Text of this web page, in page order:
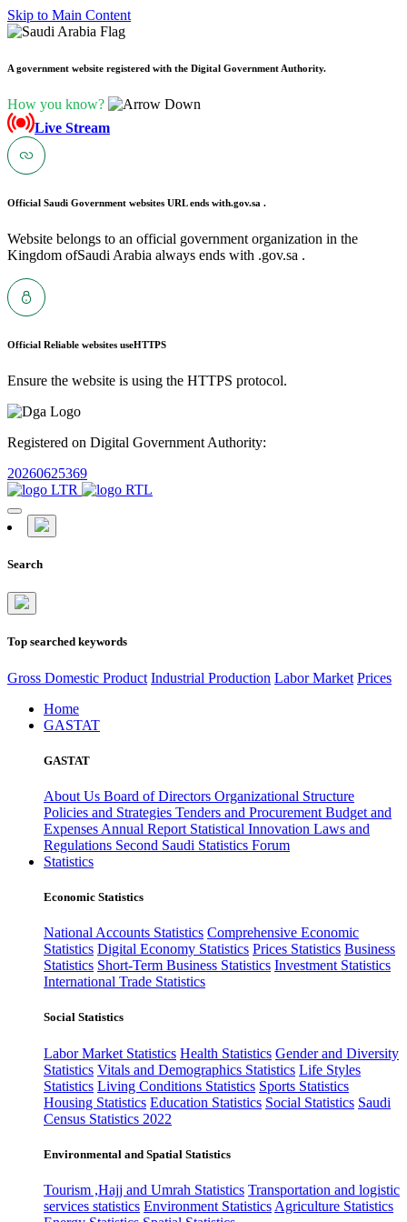
Skip to Main Content
A government website registered with the Digital Government Authority.
How you know?
Live Stream
Official Saudi Government websites URL ends with.gov.sa .
Website belongs to an official government organization in the
Kingdom ofSaudi Arabia always ends with .gov.sa .
Official Reliable websites useHTTPS
Ensure the website is using the HTTPS protocol.
Registered on Digital Government Authority:
20260625369
Search
Top searched keywords
Gross Domestic Product Industrial Production Labor Market Prices
Home
GASTAT
GASTAT
About Us Board of Directors Organizational Structure
Policies and Strategies Tenders and Procurement Budget and
Expenses Annual Report Statistical Innovation Laws and
Regulations Second Saudi Statistics Forum
Statistics
Economic Statistics
National Accounts Statistics Comprehensive Economic
Statistics Digital Economy Statistics Prices Statistics Business
Statistics Short-Term Business Statistics Investment Statistics
International Trade Statistics
Social Statistics
Labor Market Statistics Health Statistics Gender and Diversity
Statistics Vitals and Demographics Statistics Life Styles
Statistics Living Conditions Statistics Sports Statistics
Housing Statistics Education Statistics Social Statistics Saudi
Census Statistics 2022
Environmental and Spatial Statistics
Tourism ,Hajj and Umrah Statistics Transportation and logistic
services statistics Environment Statistics Agriculture Statistics